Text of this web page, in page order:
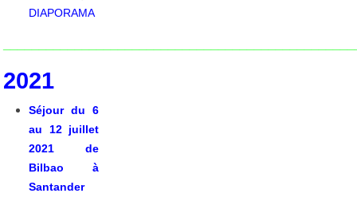
DIAPORAMA
2021
Séjour du 6
au 12 juillet
2021 de
Bilbao à
Santander